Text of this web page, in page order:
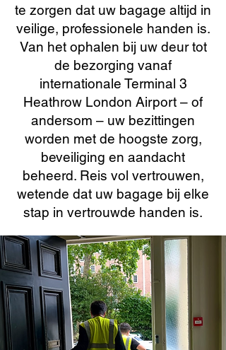
te zorgen dat uw bagage altijd in
veilige, professionele handen is.
Van het ophalen bij uw deur tot
de bezorging vanaf
internationale Terminal 3
Heathrow London Airport – of
andersom – uw bezittingen
worden met de hoogste zorg,
beveiliging en aandacht
beheerd. Reis vol vertrouwen,
wetende dat uw bagage bij elke
stap in vertrouwde handen is.